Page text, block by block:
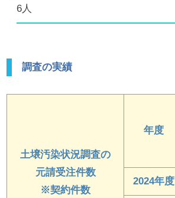
6人
調査の実績
土壌汚染状況調査の
元請受注件数
※契約件数
年度
2024年度